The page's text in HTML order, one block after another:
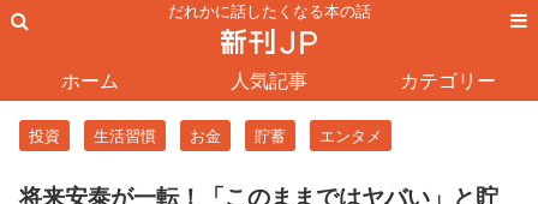
だれかに話したくなる本の話
ホーム 人気記事 カテゴリー
投資 生活習慣 お金 貯蓄 エンタメ
将来安泰が一転！「このままではヤバい」と貯